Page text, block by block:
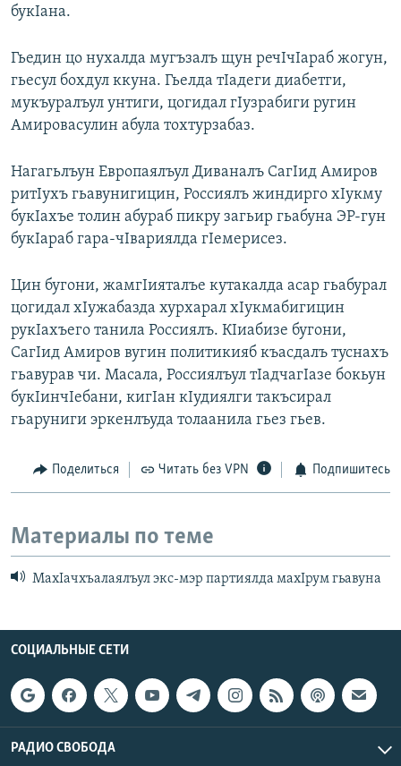
букIана.
Гьедин цо нухалда мугъзалъ щун речIчIараб жогун,
гьесул бохдул ккуна. Гьелда тIадеги диабетги,
мукъуралъул унтиги, цогидал гIузрабиги ругин
Амировасулин абула тохтурзабаз.
Нагагьлъун Европаялъул Диваналъ СагIид Амиров
ритIухъ гьавунигицин, Россиялъ жиндирго хIукму
букIахъе толин абураб пикру загьир гьабуна ЭР-гун
букIараб гара-чIвариялда гIемерисез.
Цин бугони, жамгIияталъе кутакалда асар гьабурал
цогидал хIужабазда хурхарал хIукмабигицин
рукIахъего танила Россиялъ. КIиабизе бугони,
СагIид Амиров вугин политикияб къасдалъ туснахъ
гьавурав чи. Масала, Россиялъул тIадчагIазе бокьун
букIинчIебани, кигIан кIудиялги такъсирал
гьаруниги эркенлъуда толаанила гьез гьев.
Поделиться Читать без VPN Подпишитесь
Материалы по теме
МахIачхъалаялъул экс-мэр партиялда махIрум гьавуна
СОЦИАЛЬНЫЕ СЕТИ
РАДИО СВОБОДА